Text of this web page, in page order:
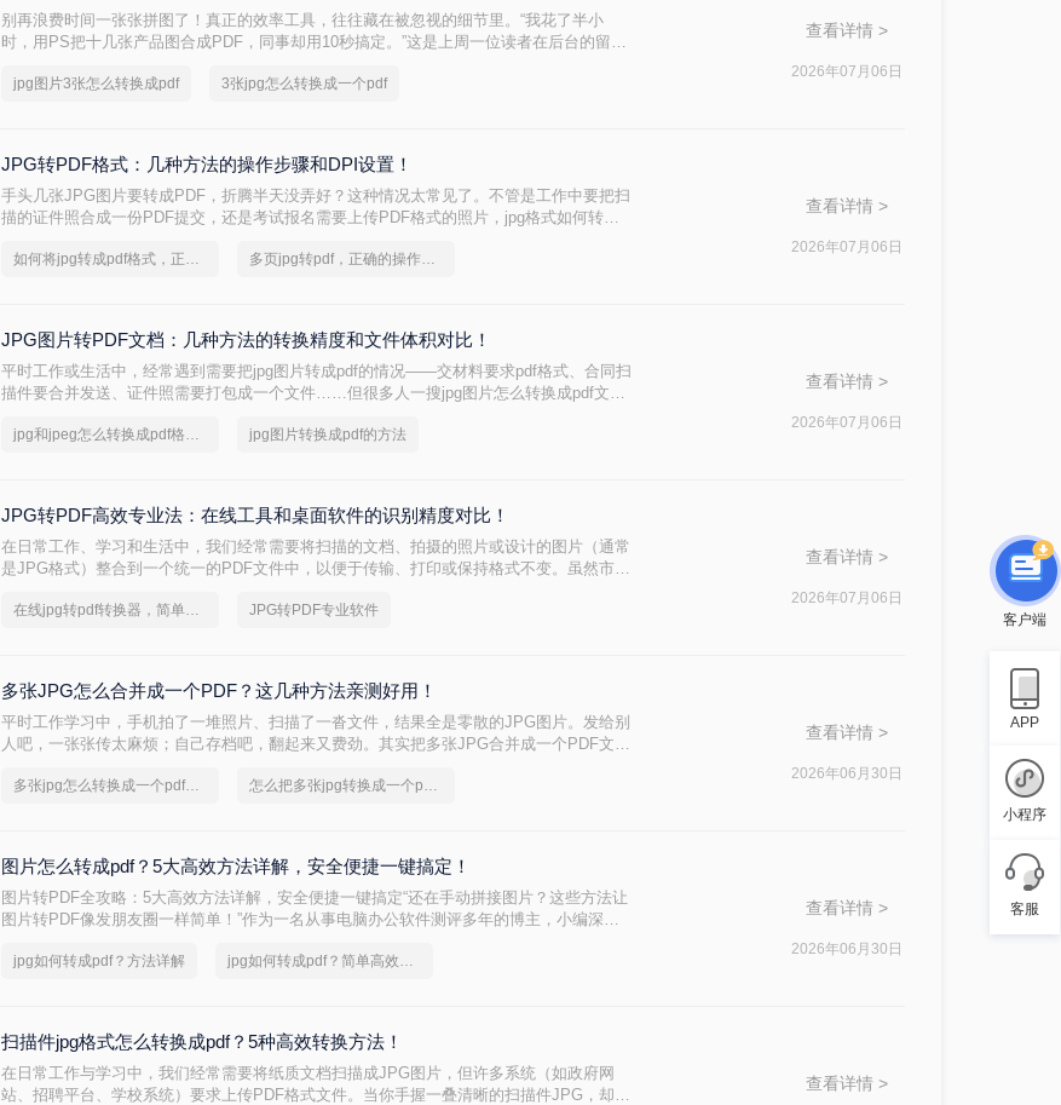
别再浪费时间一张张拼图了！真正的效率工具，往往藏在被忽视的细节里。“我花了半小
时，用PS把十几张产品图合成PDF，同事却用10秒搞定。”这是上周一位读者在后台的留
jpg图片3张怎么转换成pdf 3张jpg怎么转换成一个pdf
查看详情 >
2026年07月06日
JPG转PDF格式：几种方法的操作步骤和DPI设置！
手头几张JPG图片要转成PDF，折腾半天没弄好？这种情况太常见了。不管是工作中要把扫
描的证件照合成一份PDF提交，还是考试报名需要上传PDF格式的照片，jpg格式如何转换
有些则踩了不少坑。
如何将jpg转成pdf格式，正确的操作方法 多页jpg转pdf，正确的操作方法
查看详情 >
2026年07月06日
JPG图片转PDF文档：几种方法的转换精度和文件体积对比！
平时工作或生活中，经常遇到需要把jpg图片转成pdf的情况——交材料要求pdf格式、合同扫
描件要合并发送、证件照需要打包成一个文件……但很多人一搜jpg图片怎么转换成pdf文
搞定。
jpg和jpeg怎么转换成pdf格式文件 jpg图片转换成pdf的方法
查看详情 >
2026年07月06日
JPG转PDF高效专业法：在线工具和桌面软件的识别精度对比！
在日常工作、学习和生活中，我们经常需要将扫描的文档、拍摄的照片或设计的图片（通常
是JPG格式）整合到一个统一的PDF文件中，以便于传输、打印或保持格式不变。虽然市场
可靠且各具特色的JPG转PDF方法。无论您使用的是Windows、macOS系统，还是倾向于
在线jpg转pdf转换器，简单高效的转换方法 JPG转PDF专业软件
查看详情 >
2026年07月06日
多张JPG怎么合并成一个PDF？这几种方法亲测好用！
平时工作学习中，手机拍了一堆照片、扫描了一沓文件，结果全是零散的JPG图片。发给别
人吧，一张张传太麻烦；自己存档吧，翻起来又费劲。其实把多张JPG合并成一个PDF文
手机上打开，排版都不会乱。
多张jpg怎么转换成一个pdf文件 怎么把多张jpg转换成一个pdf文件
查看详情 >
2026年06月30日
图片怎么转成pdf？5大高效方法详解，安全便捷一键搞定！
图片转PDF全攻略：5大高效方法详解，安全便捷一键搞定“还在手动拼接图片？这些方法让
图片转PDF像发朋友圈一样简单！”作为一名从事电脑办公软件测评多年的博主，小编深知
度不足、安全隐忧等问题常让用户头疼。今天，小编结合多年测评经验，为大家梳理一套排
jpg如何转成pdf？方法详解 jpg如何转成pdf？简单高效的恢复方法
查看详情 >
2026年06月30日
扫描件jpg格式怎么转换成pdf？5种高效转换方法！
在日常工作与学习中，我们经常需要将纸质文档扫描成JPG图片，但许多系统（如政府网
站、招聘平台、学校系统）要求上传PDF格式文件。当你手握一叠清晰的扫描件JPG，却因
查看详情 >
客户端
APP
小程序
客服